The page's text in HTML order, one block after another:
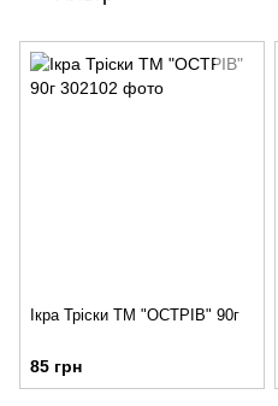
Ікра Тріски ТМ "ОСТРІВ" 90г
85 грн